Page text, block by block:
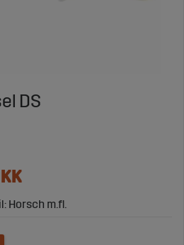
DS
Horsch m.fl.